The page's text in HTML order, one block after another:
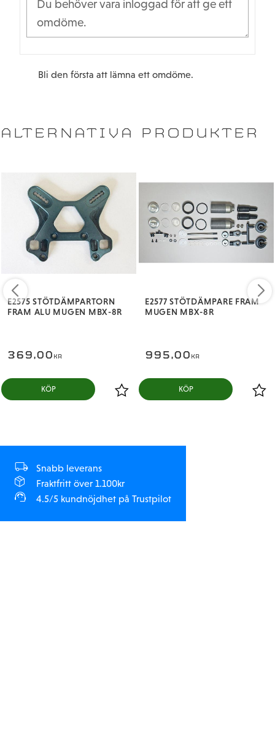
Bli den första att lämna ett omdöme.
ALTERNATIVA PRODUKTER
E2575 STÖTDÄMPARTORN
FRAM ALU MUGEN MBX-8R
369,00 KR
KÖP
E2577 STÖTDÄMPARE FRAM
MUGEN MBX-8R
995,00 KR
KÖP
Snabb leverans
Fraktfritt över 1.100kr
4.5/5 kundnöjdhet på Trustpilot